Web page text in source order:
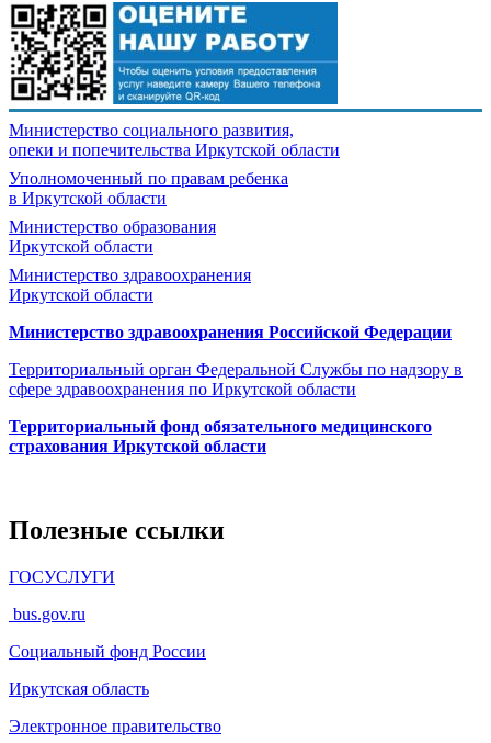
Министерство социального развития,
опеки и попечительства Иркутской области
Уполномоченный по правам ребенка
в Иркутской области
Министерство образования
Иркутской области
Министерство здравоохранения
Иркутской области
Министерство здравоохранения Росcийской Федерации
Территориальный орган Федеральной Службы по надзору в
сфере здравоохранения по Иркутской области
Территориальный фонд обязательного медицинского
страхования Иркутской области
Полезные ссылки
ГОСУСЛУГИ
bus.gov.ru
Социальный фонд России
Иркутская область
Электронное правительство